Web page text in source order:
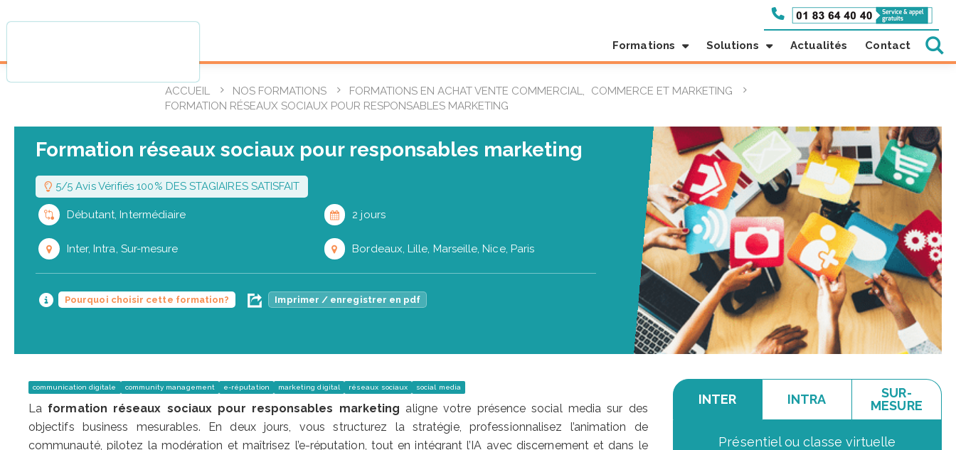
Formations Solutions Actualités Contact
ACCUEIL NOS FORMATIONS FORMATIONS EN ACHAT VENTE COMMERCIAL,
COMMERCE ET MARKETING
FORMATION RÉSEAUX SOCIAUX POUR RESPONSABLES MARKETING
Formation réseaux sociaux pour responsables marketing
5/5 Avis Vérifiés 100% DES STAGIAIRES SATISFAIT
Débutant, Intermédiaire 2 jours
Inter, Intra, Sur-mesure Bordeaux, Lille, Marseille, Nice, Paris
Pourquoi choisir cette formation? Imprimer / enregistrer en pdf
communication digitale community management e-réputation marketing digital réseaux sociaux social media
La formation réseaux sociaux pour responsables marketing aligne votre présence social media sur des
objectifs business mesurables. En deux jours, vous structurez la stratégie, professionnalisez l’animation de
communauté, pilotez la modération et maîtrisez l’e-réputation, tout en intégrant l’IA avec discernement et dans le
INTER INTRA
SUR-
MESURE
Présentiel ou classe virtuelle